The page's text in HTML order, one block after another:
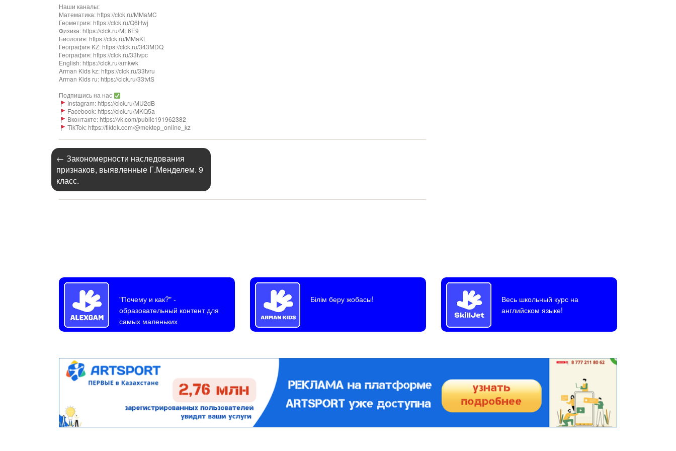
Наши каналы:
Математика: https://clck.ru/MMaMC
Геометрия: https://clck.ru/Q6Hwj
Физика: https://clck.ru/ML6E9
Биология: https://clck.ru/MMaKL​​​​​​
География KZ: https://clck.ru/343MDQ
География: https://clck.ru/33tvpc
English: https://clck.ru/amkwk
Arman Kids kz: https://clck.ru/33tvru
Arman Kids ru: https://clck.ru/33tvtS
Подпишись на нас
Instagram: https://clck.ru/MU2dB
Facebook: https://clck.ru/MKQ5a
Вконтакте: https://vk.com/public191962382
TikTok: https://tiktok.com/@mektep_online_kz
← Закономерности наследования
признаков, выявленные Г.Менделем. 9
класс.
"Почему и как?"-
образовательный контент для
самых маленьких
Білім беру жобасы!
Весь школьный курс на
английском языке!